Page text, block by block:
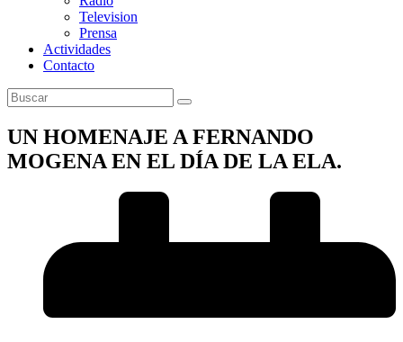
Television
Prensa
Actividades
Contacto
UN HOMENAJE A FERNANDO
MOGENA EN EL DÍA DE LA ELA.